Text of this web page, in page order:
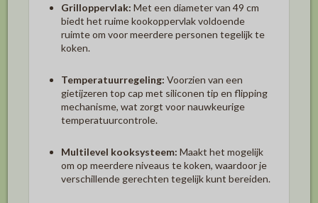
Grilloppervlak: Met een diameter van 49 cm
biedt het ruime kookoppervlak voldoende
ruimte om voor meerdere personen tegelijk te
koken.
Temperatuurregeling: Voorzien van een
gietijzeren top cap met siliconen tip en flipping
mechanisme, wat zorgt voor nauwkeurige
temperatuurcontrole.
Multilevel kooksysteem: Maakt het mogelijk
om op meerdere niveaus te koken, waardoor je
verschillende gerechten tegelijk kunt bereiden.